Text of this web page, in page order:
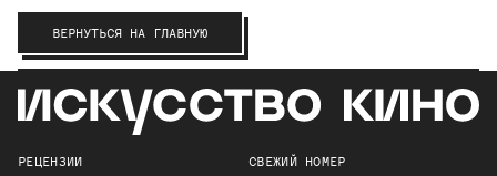
ВЕРНУТЬСЯ НА ГЛАВНУЮ
РЕЦЕНЗИИ
СВЕЖИЙ НОМЕР